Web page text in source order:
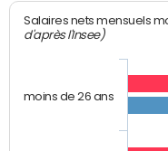
Salaires nets mensuels
d'après l'Insee)
moins de 26 ans